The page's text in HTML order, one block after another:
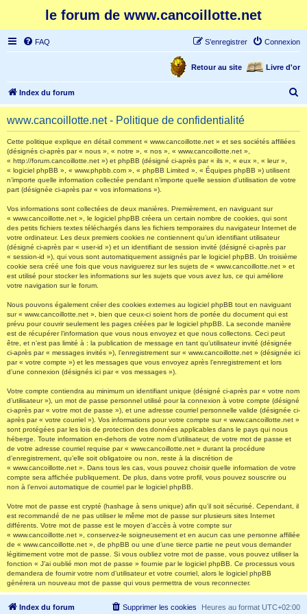
le forum de www.cancoillotte.net
FAQ Connexion
S’enregistrer
Livre d'or
Retour au site
Index du forum
e
www.cancoillotte.net - Politique de confidentialité
Cette politique explique en détail comment « www.cancoillotte.net » et ses sociétés affiliées
(désignés ci-après par « nous », « notre », « nos », « www.cancoillotte.net »,
« http://forum.cancoillotte.net ») et phpBB (désigné ci-après par « ils », « eux », « leur »,
« logiciel phpBB », « www.phpbb.com », « phpBB Limited », « Équipes phpBB ») utilisent
n’importe quelle information collectée pendant n’importe quelle session d’utilisation de votre
part (désignée ci-après par « vos informations »).
Vos informations sont collectées de deux manières. Premièrement, en naviguant sur
« www.cancoillotte.net », le logiciel phpBB créera un certain nombre de cookies, qui sont
des petits fichiers textes téléchargés dans les fichiers temporaires du navigateur Internet de
votre ordinateur. Les deux premiers cookies ne contiennent qu’un identifiant utilisateur
(désigné ci-après par « user-id ») et un identifiant de session invité (désigné ci-après par
« session-id »), qui vous sont automatiquement assignés par le logiciel phpBB. Un troisième
cookie sera créé une fois que vous naviguerez sur les sujets de « www.cancoillotte.net » et
est utilisé pour stocker les informations sur les sujets que vous avez lus, ce qui améliore
votre navigation sur le forum.
Nous pouvons également créer des cookies externes au logiciel phpBB tout en naviguant
sur « www.cancoillotte.net », bien que ceux-ci soient hors de portée du document qui est
prévu pour couvrir seulement les pages créées par le logiciel phpBB. La seconde manière
est de récupérer l’information que vous nous envoyez et que nous collectons. Ceci peut
être, et n’est pas limité à : la publication de message en tant qu’utilisateur invité (désignée
ci-après par « messages invités »), l’enregistrement sur « www.cancoillotte.net » (désignée ici
par « votre compte ») et les messages que vous envoyez après l’enregistrement et lors
d’une connexion (désignés ici par « vos messages »).
Votre compte contiendra au minimum un identifiant unique (désigné ci-après par « votre nom
d’utilisateur »), un mot de passe personnel utilisé pour la connexion à votre compte (désigné
ci-après par « votre mot de passe »), et une adresse courriel personnelle valide (désignée ci-
après par « votre courriel »). Vos informations pour votre compte sur « www.cancoillotte.net »
sont protégées par les lois de protection des données applicables dans le pays qui nous
héberge. Toute information en-dehors de votre nom d’utilisateur, de votre mot de passe et
de votre adresse courriel requise par « www.cancoillotte.net » durant la procédure
d’enregistrement, qu’elle soit obligatoire ou non, reste à la discrétion de
« www.cancoillotte.net ». Dans tous les cas, vous pouvez choisir quelle information de votre
compte sera affichée publiquement. De plus, dans votre profil, vous pouvez souscrire ou
non à l’envoi automatique de courriel par le logiciel phpBB.
Votre mot de passe est crypté (hashage à sens unique) afin qu’il soit sécurisé. Cependant, il
est recommandé de ne pas utiliser le même mot de passe sur plusieurs sites Internet
différents. Votre mot de passe est le moyen d’accès à votre compte sur
« www.cancoillotte.net », conservez-le soigneusement et en aucun cas une personne affiliée
de « www.cancoillotte.net », de phpBB ou une d’une tierce partie ne peut vous demander
légitimement votre mot de passe. Si vous oubliez votre mot de passe, vous pouvez utiliser la
fonction « J’ai oublié mon mot de passe » fournie par le logiciel phpBB. Ce processus vous
demandera de fournir votre nom d’utilisateur et votre courriel, alors le logiciel phpBB
générera un nouveau mot de passe qui vous permettra de vous reconnecter.
Index du forum Heures au format UTC+02:00
Supprimer les cookies